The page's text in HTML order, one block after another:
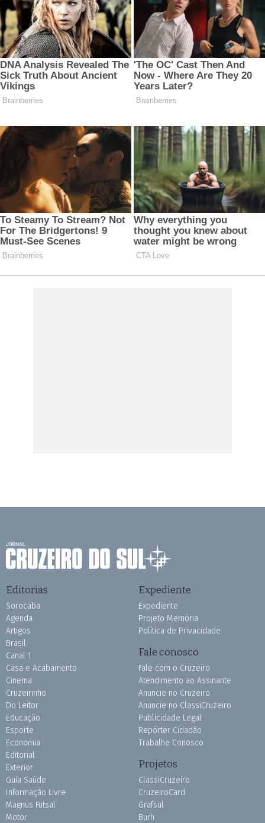
Editorias
Sorocaba
Agenda
Artigos
Brasil
Canal 1
Casa e Acabamento
Cinema
Cruzeirinho
Do Leitor
Educação
Esporte
Economia
Editorial
Exterior
Guia Saúde
Informação Livre
Magnus Futsal
Motor
Expediente
Expediente
Projeto Memória
Política de Privacidade
Fale conosco
Fale com o Cruzeiro
Atendimento ao Assinante
Anuncie no Cruzeiro
Anuncie no ClassiCruzeiro
Publicidade Legal
Repórter Cidadão
Trabalhe Conosco
Projetos
ClassiCruzeiro
CruzeiroCard
Grafsul
Burh